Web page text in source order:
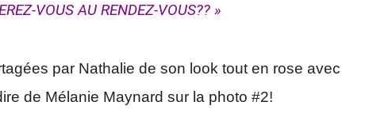
VOUS AU RENDEZ-VOUS?? »
par Nathalie de son look tout en rose avec
de Mélanie Maynard sur la photo #2!